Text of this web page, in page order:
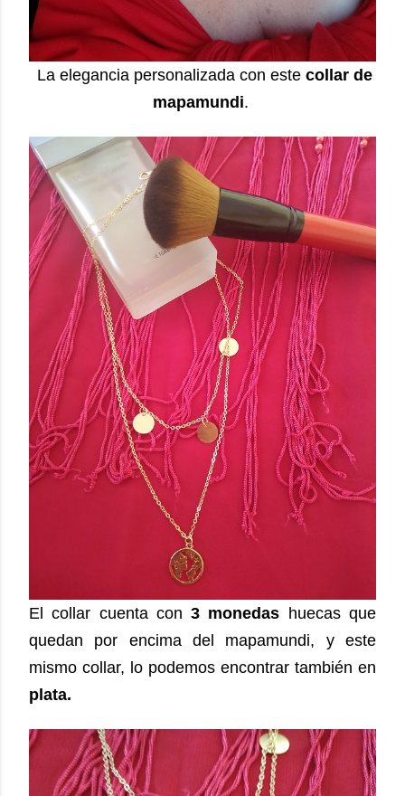
La elegancia personalizada con este collar de
mapamundi.
El collar cuenta con3 monedas huecas que
quedan por encima del mapamundi, y este
mismo collar, lo podemos encontrar también en
plata.